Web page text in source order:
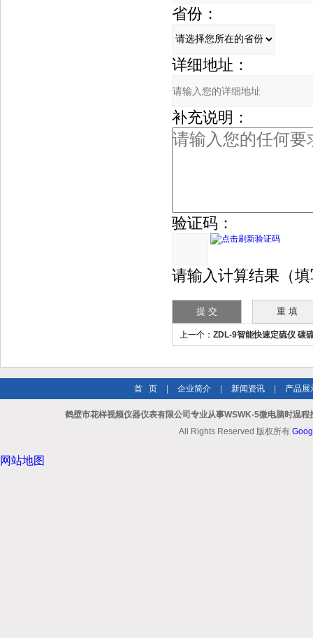
省份：
详细地址：
补充说明：
验证码：
请输入计算结果（填写
上一个： ZDL-9智能快速定硫仪 碳
首 页 企业简介 新闻资讯 产品展
鹤壁市花样视频仪器仪表有限公司专业从事WSWK-5微电脑时温程
All Rights Reserved 版权所有
网站地图